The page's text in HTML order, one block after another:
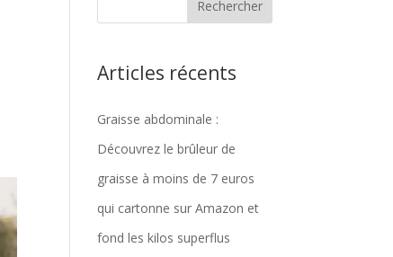
Articles récents
Graisse abdominale :
Découvrez le brûleur de
graisse à moins de 7 euros
qui cartonne sur Amazon et
fond les kilos superflus